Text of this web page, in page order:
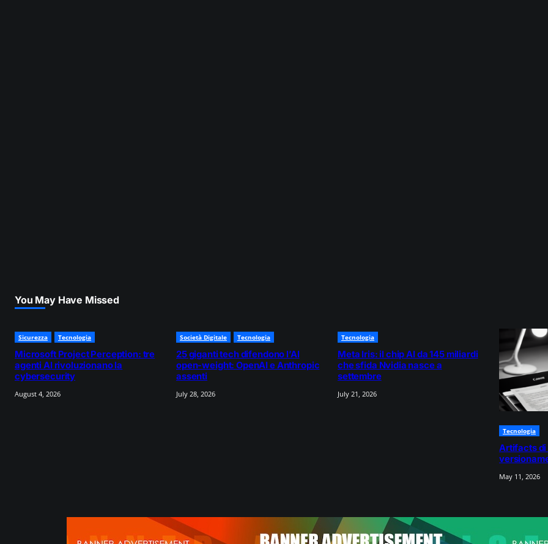
You May Have Missed
Sicurezza Tecnologia
Microsoft Project Perception: tre
agenti AI rivoluzionano la
cybersecurity
August 4, 2026
Società Digitale Tecnologia
25 giganti tech difendono l’AI
open-weight: OpenAI e Anthropic
assenti
July 28, 2026
Tecnologia
Meta Iris: il chip AI da 145 miliardi
che sfida Nvidia nasce a
settembre
July 21, 2026
Tecnologia
Artifacts
May 11, 2026